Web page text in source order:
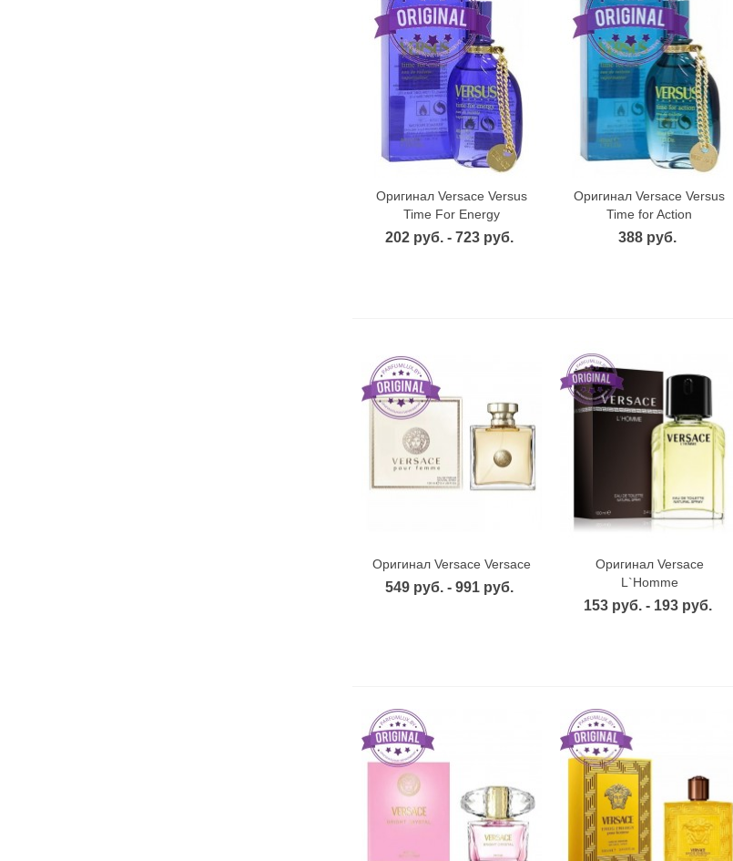
Быстрый просмотр
Оригинал Versace Versus
Time For Energy
202 руб. - 723 руб.
Быстрый просмотр
Оригинал Versace Versus
Time for Action
388 руб.
Быстрый просмотр
Оригинал Versace Versace
549 руб. - 991 руб.
Быстрый просмотр
Оригинал Versace
L`Homme
153 руб. - 193 руб.